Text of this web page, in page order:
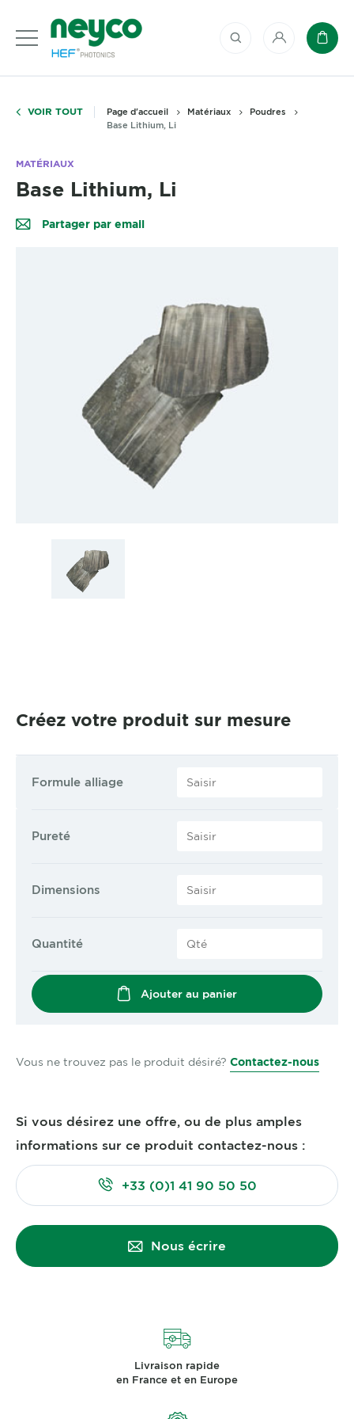
Mon compte
VOIR TOUT Page d'accueil Matériaux
Poudres
Base Lithium, Li
MATÉRIAUX
Base Lithium, Li
Partager par email
Créez votre produit sur mesure
Formule alliage
Pureté
Dimensions
Quantité
Ajouter au panier
Vous ne trouvez pas le produit désiré? Contactez-nous
Si vous désirez une offre, ou de plus amples
informations sur ce produit contactez-nous :
+33 (0)1 41 90 50 50
Nous écrire
Livraison rapide
en France et en Europe